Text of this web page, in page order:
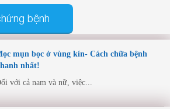
bệnh
mụn bọc ở vùng kín- Cách chữa bệnh
nhất!
với cả nam và nữ, việc...